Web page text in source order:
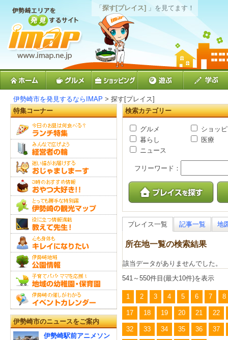
「探す[プレイス] 」を見てます！
伊勢崎市を発見するならIMAP > 探す[プレイス]
検索カテゴリー
グルメ
ショッ
暮らし
医療
ニュース
フリーワード：
プレイス一覧 記事一覧 地
所在地一覧の検索結果
該当データがありませんでした。
541～550件目(最大10件)を表示
1 2 3 4 5 6 7 8
17 18 19 20 21 22
32 33 34 35 36 37
特集コーナー
伊勢崎市のニュースをご案内
伊勢崎駅前アニメソン